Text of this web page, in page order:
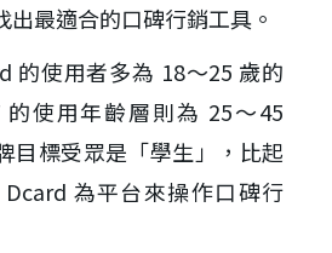
出最適合的口碑行銷工具。
的使用者多為 18～25 歲的
使用年齡層則為 25～45
目標受眾是「學生」，比起
為平台來操作口碑行